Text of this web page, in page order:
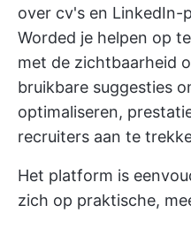
over cv's en LinkedIn-
Worded je helpen op
met de zichtbaarheid
bruikbare suggesties
optimaliseren,
recruiters aan te
Het platform is
zich op praktische,